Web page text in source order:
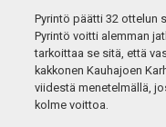
Pyrintö päätti 32 ottelun
Pyrintö voitti alemman
tarkoittaa se sitä, että
kakkonen Kauhajoen
viidestä menetelmällä,
kolme voittoa.